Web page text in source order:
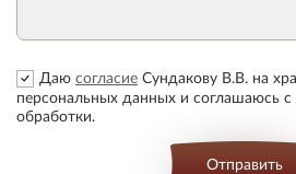
Даю согласие Сундакову В.В. на
персональных данных и соглашаюсь с
обработки.
Отправить